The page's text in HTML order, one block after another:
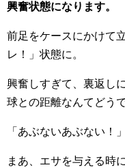
興奮状態になります。
前足をケースにかけて
レ！」状態に。
興奮しすぎて、裏返し
球との距離なんてどう
「あぶないあぶない！」
まあ、エサを与える時